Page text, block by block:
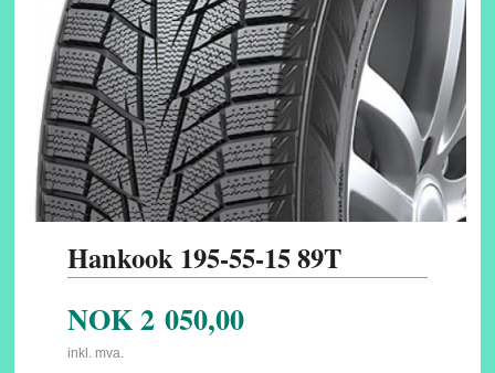
Hankook 195-55-15 89T
NOK2 050,00
inkl. mva.